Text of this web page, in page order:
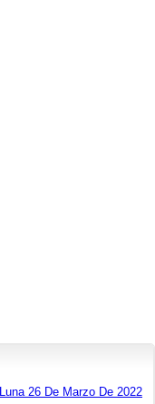
26 De Marzo De 2022